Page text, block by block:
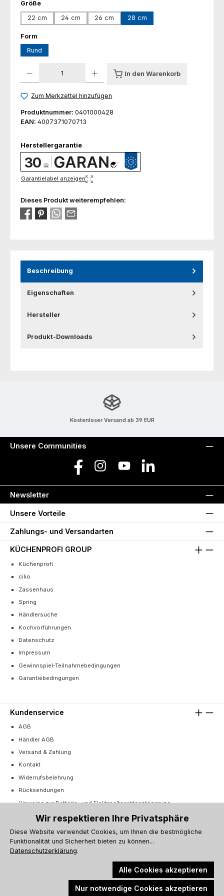
Größeauswählen
22 cm
24 cm 26 cm 28 cm
Form
Rund
In den Warenkorb
Zum Merkzettel hinzufügen
Produktnummer: 0401000428
EAN: 4007371070713
Herstellergarantie
30
Garantielabel anzeigen
Dieses Produkt weiterempfehlen:
Beschreibung
Eigenschaften
Hersteller
Produkt-Downloads
Kostenloser Versand ab 39 EUR
Unsere Communities
Facebook Instagram YouTube LinkedIn
Newsletter
Unsere Vorteile
Zahlungs- und Versandarten
KÜCHENPROFI GROUP
Küchenprofi
cilio
Zassenhaus
Spring
Händlersuche
Kochvorführungen
Datenschutz
Impressum
Gewinnspiel-Teilnahmebedingungen
Garantiebedingungen
Kundenservice
AGB
Händler AGB
Versand & Zahlung
Kontakt
Widerrufsbelehrung
Rücksendungen
Hinweise zur Batterie- und Elektroaltgeräteentsorgung
Cookie-Einstellungen
Vertrag widerrufen
Wir respektieren Ihre Privatsphäre
Diese Website verwendet Cookies, um Ihnen die bestmögliche
Funktionalität und Sicherheit bieten zu können...
Datenschutzerklärung.
Alle Cookies akzeptieren
Nur notwendige Cookies akzeptieren